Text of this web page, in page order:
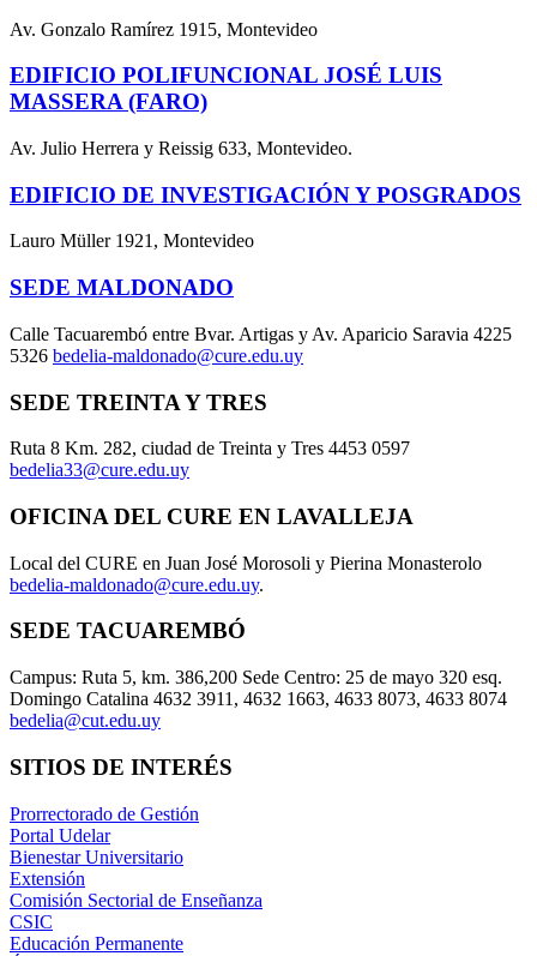
Av. Gonzalo Ramírez 1915, Montevideo
EDIFICIO POLIFUNCIONAL JOSÉ LUIS
MASSERA (FARO)
Av. Julio Herrera y Reissig 633, Montevideo.
EDIFICIO DE INVESTIGACIÓN Y POSGRADOS
Lauro Müller 1921, Montevideo
SEDE MALDONADO
Calle Tacuarembó entre Bvar. Artigas y Av. Aparicio Saravia 4225
5326 bedelia-maldonado@cure.edu.uy
SEDE TREINTA Y TRES
Ruta 8 Km. 282, ciudad de Treinta y Tres 4453 0597
bedelia33@cure.edu.uy
OFICINA DEL CURE EN LAVALLEJA
Local del CURE en Juan José Morosoli y Pierina Monasterolo
bedelia-maldonado@cure.edu.uy.
SEDE TACUAREMBÓ
Campus: Ruta 5, km. 386,200 Sede Centro: 25 de mayo 320 esq.
Domingo Catalina 4632 3911, 4632 1663, 4633 8073, 4633 8074
bedelia@cut.edu.uy
SITIOS DE INTERÉS
Prorrectorado de Gestión
Portal Udelar
Bienestar Universitario
Extensión
Comisión Sectorial de Enseñanza
CSIC
Educación Permanente